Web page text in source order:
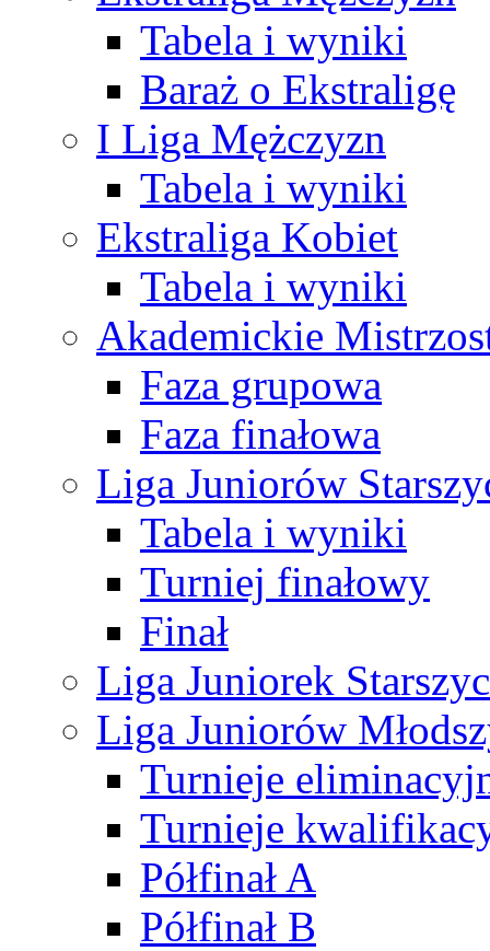
Tabela i wyniki
Baraż o Ekstraligę
I Liga Mężczyzn
Tabela i wyniki
Ekstraliga Kobiet
Tabela i wyniki
Akademickie
Faza grupowa
Faza finałowa
Liga Juniorów
Tabela i wyniki
Turniej finałowy
Finał
Liga Juniorek
Liga Juniorów
Turnieje
Turnieje
Półfinał A
Półfinał B